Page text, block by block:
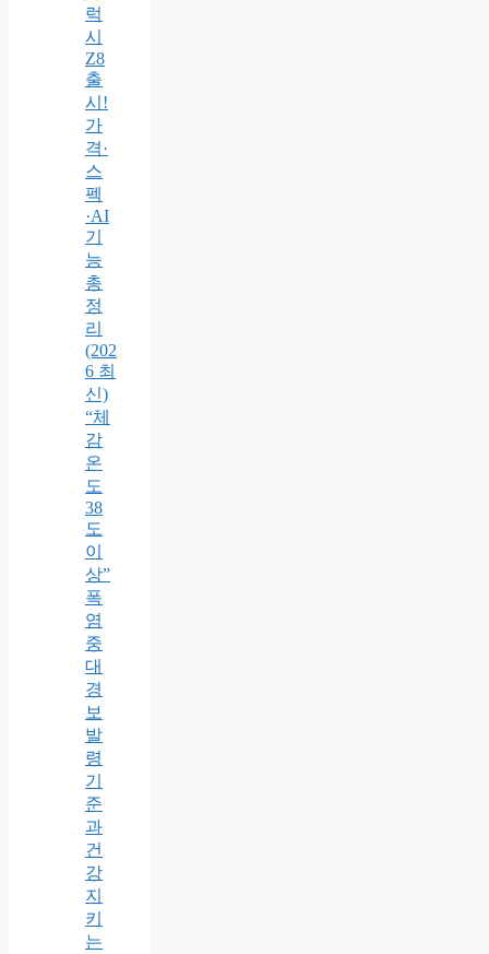
럭
시
Z8
출
시!
가
격·
스
펙
·AI
기
능
총
정
리
(202
6 최
신)
“체
감
온
도
38
도
이
상”
폭
염
중
대
경
보
발
령
기
준
과
건
강
지
키
는